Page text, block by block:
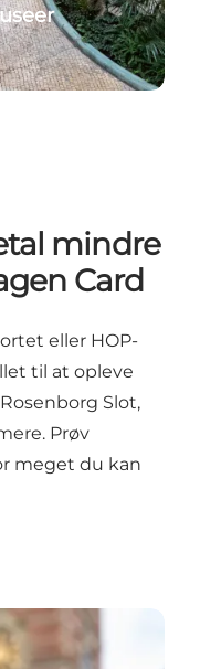
mindre
Card
eller HOP-
til at opleve
Slot,
Prøv
meget du kan